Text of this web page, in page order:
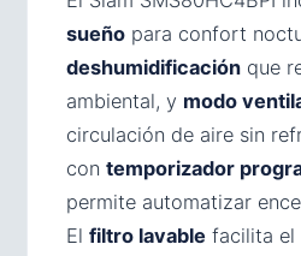
sueño para confort
deshumidificación que
ambiental, y modo
circulación de aire sin
con temporizador
permite automatizar
El filtro lavable facilita el